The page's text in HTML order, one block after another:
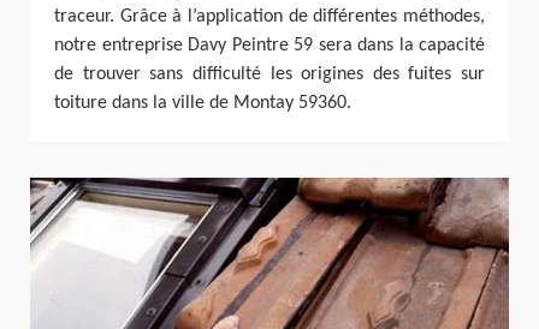
traceur. Grâce à l’application de différentes méthodes,
notre entreprise Davy Peintre 59 sera dans la capacité
de trouver sans difficulté les origines des fuites sur
toiture dans la ville de Montay 59360.